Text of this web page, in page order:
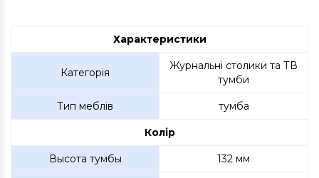
Характеристики
Категорія
Журнальні столики та ТВ
тумби
Тип меблів тумба
Колір
Высота тумбы 132 мм